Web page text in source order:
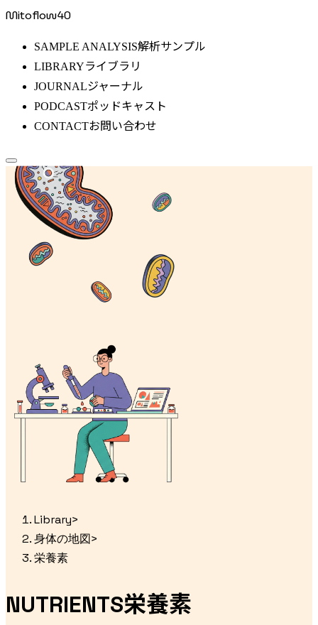
Mitoflow40
SAMPLE ANALYSIS解析サンプル
LIBRARYライブラリ
JOURNALジャーナル
PODCASTポッドキャスト
CONTACTお問い合わせ
Library>
身体の地図>
栄養素
NUTRIENTS栄養素